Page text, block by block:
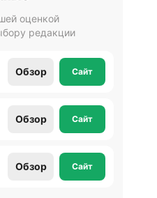
оценкой
редакции
Обзор Сайт
Обзор Сайт
Обзор Сайт